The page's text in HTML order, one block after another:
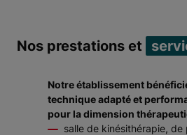
Nos prestations et
Notre établissement
technique adapté et
pour la dimension
salle de kinésithérapie,